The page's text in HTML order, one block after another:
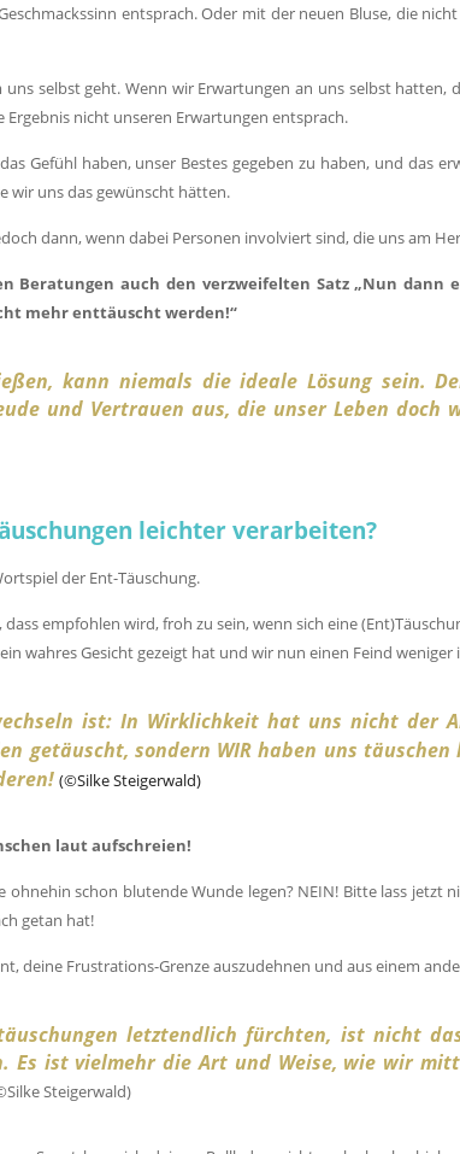
entsprach. Oder mit der neuen Bluse, die
uns selbst geht. Wenn wir Erwartungen an uns selbst hatten,
nicht unseren Erwartungen entsprach.
Gefühl haben, unser Bestes gegeben zu haben, und das
wir uns das gewünscht hätten.
dann, wenn dabei Personen involviert sind, die uns am
Beratungen auch den verzweifelten Satz „Nun dann
mehr enttäuscht werden!“
kann niemals die ideale Lösung sein.
und Vertrauen aus, die unser Leben doch
leichter verarbeiten?
der Ent-Täuschung.
empfohlen wird, froh zu sein, wenn sich eine
sein wahres Gesicht gezeigt hat und wir nun einen Feind
ist: In Wirklichkeit hat uns nicht der
getäuscht, sondern WIR haben uns täuschen
(©Silke Steigerwald)
laut aufschreien!
ohnehin schon blutende Wunde legen? NEIN! Bitte lass jetzt
getan hat!
deine Frustrations-Grenze auszudehnen und aus einem
letztendlich fürchten, ist nicht
Es ist vielmehr die Art und Weise, wie wir
Steigerwald)